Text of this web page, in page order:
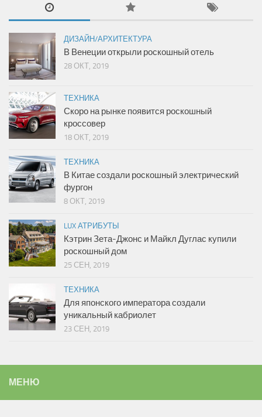
ДИЗАЙН/АРХИТЕКТУРА
В Венеции открыли роскошный отель
28 ОКТ, 2019
ТЕХНИКА
Скоро на рынке появится роскошный
кроссовер
18 ОКТ, 2019
ТЕХНИКА
В Китае создали роскошный электрический
фургон
8 ОКТ, 2019
LUX АТРИБУТЫ
Кэтрин Зета-Джонс и Майкл Дуглас купили
роскошный дом
25 СЕН, 2019
ТЕХНИКА
Для японского императора создали
уникальный кабриолет
23 СЕН, 2019
МЕНЮ